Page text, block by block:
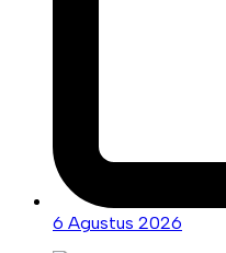
6 Agustus 2026